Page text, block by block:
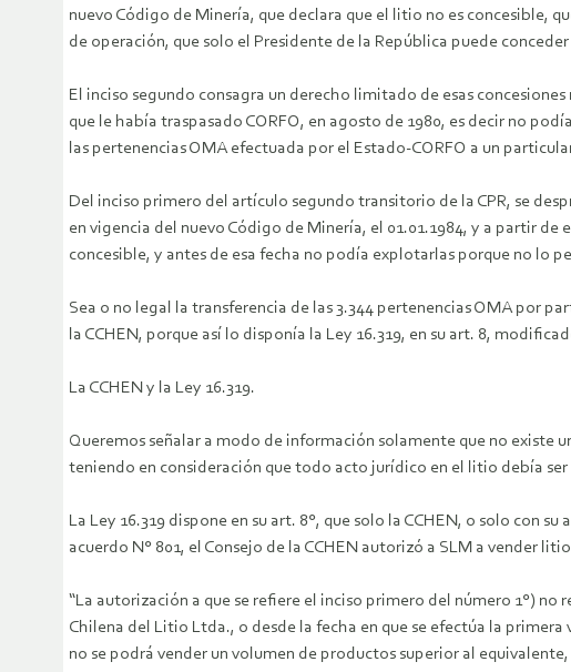
nuevo Código de Minería, que declara que el litio no es concesible,
de operación, que solo el Presidente de la República puede
El inciso segundo consagra un derecho limitado de esas
que le había traspasado CORFO, en agosto de 1980, es decir no
las pertenencias OMA efectuada por el Estado-CORFO a un
Del inciso primero del artículo segundo transitorio de la CPR, se
en vigencia del nuevo Código de Minería, el 01.01.1984, y a partir
concesible, y antes de esa fecha no podía explotarlas porque no lo
Sea o no legal la transferencia de las 3.344 pertenencias OMA por
la CCHEN, porque así lo disponía la Ley 16.319, en su art. 8,
La CCHEN y la Ley 16.319.
Queremos señalar a modo de información solamente que no existe
teniendo en consideración que todo acto jurídico en el litio debía
La Ley 16.319 dispone en su art. 8°, que solo la CCHEN, o solo con
acuerdo N° 801, el Consejo de la CCHEN autorizó a SLM a vender
“La autorización a que se refiere el inciso primero del número 1°)
Chilena del Litio Ltda., o desde la fecha en que se efectúa la
no se podrá vender un volumen de productos superior al